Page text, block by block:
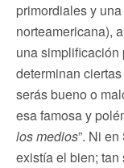
primordiales y
norteamericana),
una
determinan
serás bueno o
esa famosa y
los medios”. Ni
existía el bien; tan